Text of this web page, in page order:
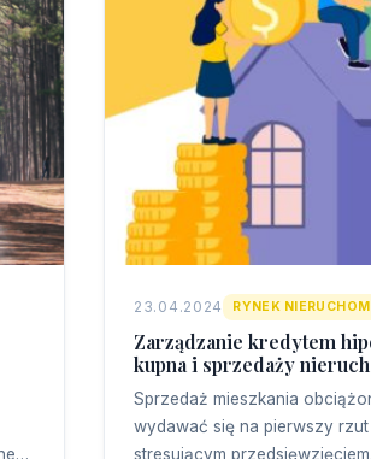
23.04.2024 RYNEK
Zarządzanie kredytem
kupna i sprzedaży
Sprzedaż mieszkania
wydawać się na pierwszy
stresującym